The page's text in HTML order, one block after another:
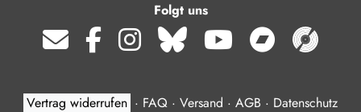
Folgt uns
Vertrag widerrufen · FAQ · Versand · AGB · Datenschutz